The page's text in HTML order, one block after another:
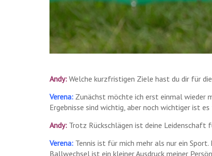
Andy: Welche kurzfristigen Ziele hast du dir für
Verena: Zunächst möchte ich erst einmal wieder
Ergebnisse sind wichtig, aber noch wichtiger ist
Andy: Trotz Rückschlägen ist deine Leidenschaft
Verena: Tennis ist für mich mehr als nur ein
Ballwechsel ist ein kleiner Ausdruck meiner